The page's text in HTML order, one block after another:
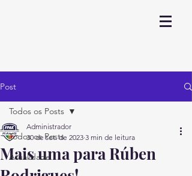
Post
Todos os Posts
Atualidade
Todos os Posts
Mais uma para Rúben
Administrador
30 de set. de 2023 3 min de leitura